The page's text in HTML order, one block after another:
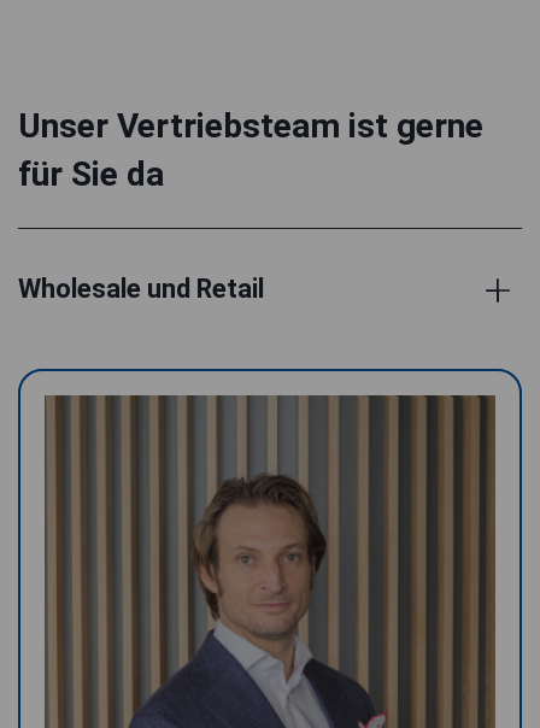
Unser Vertriebsteam ist gerne
für Sie da
Wholesale und Retail